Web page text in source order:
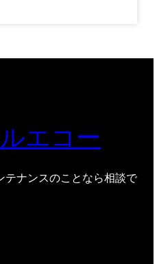
エコー
テナンスのことなら相談で